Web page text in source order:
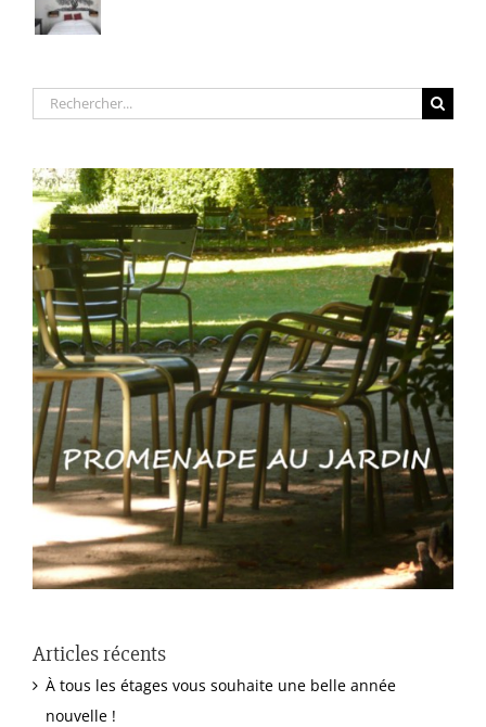
Rechercher:
Articles récents
À tous les étages vous souhaite une belle année
nouvelle !